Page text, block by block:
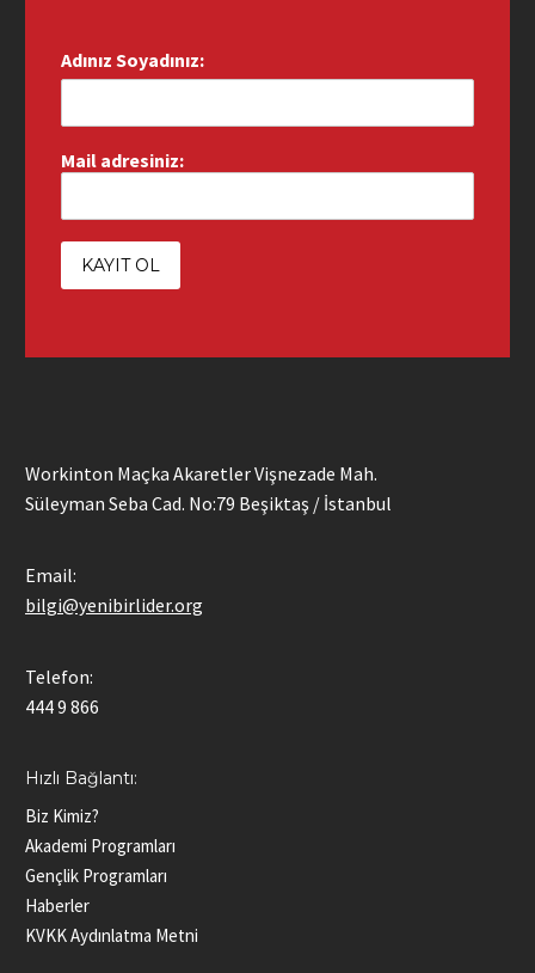
Workinton Maçka Akaretler Vişnezade Mah.
Süleyman Seba Cad. No:79 Beşiktaş / İstanbul
Email:
bilgi@yenibirlider.org
Telefon:
444 9 866
Hızlı Bağlantı:
Biz Kimiz?
Akademi Programları
Gençlik Programları
Haberler
KVKK Aydınlatma Metni
Adınız Soyadınız:
Mail adresiniz: